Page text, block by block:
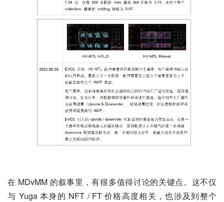
在 MDvMM 的叙事里，有很多值得讨论的关键点。这不仅
与 Yuga 本身的 NFT / FT 价格高度相关，也涉及到整个